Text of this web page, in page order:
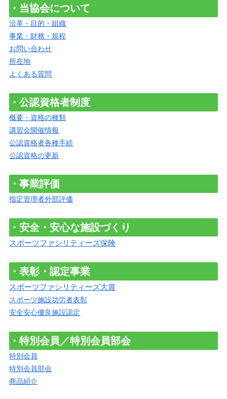
・当協会について
沿革・目的・組織
事業・財務・規程
お問い合わせ
所在地
よくある質問
・公認資格者制度
概要・資格の種類
講習会開催情報
公認資格者各種手続
公認資格の更新
・事業評価
指定管理者外部評価
・安全・安心な施設づくり
スポーツファシリティーズ保険
・表彰・認定事業
スポーツファシリティーズ大賞
スポーツ施設功労者表彰
安全安心優良施設認定
・特別会員／特別会員部会
特別会員
特別会員部会
商品紹介